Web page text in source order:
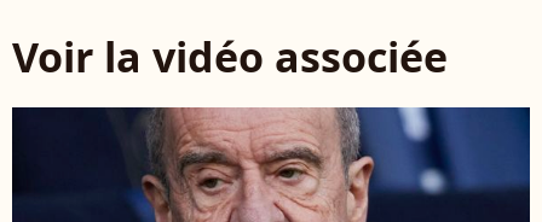
Voir la vidéo associée